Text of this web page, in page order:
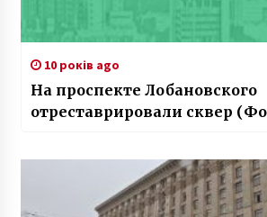
10 років ago
На проспекте Лобановского
отреставрировали сквер